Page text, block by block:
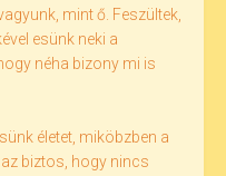
mint ő. Feszültek,
esünk neki a
néha bizony mi is
életet, miköbzben a
biztos, hogy nincs